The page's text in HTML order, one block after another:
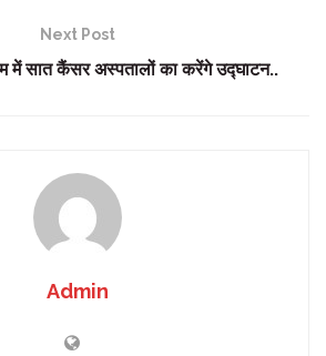
Next Post
में सात कैंसर अस्पतालों का करेंगे उद्घाटन..
Admin